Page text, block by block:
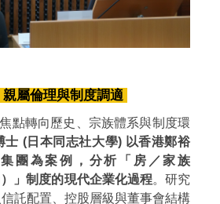
屬倫理與制度調適
點轉向歷史、宗族體系與制度環
士 (日本同志社大學) 以香港鄭裕
團為案例，分析「房／家族
」制度的現代企業化過程。研究
託配置、控股層級與董事會結構